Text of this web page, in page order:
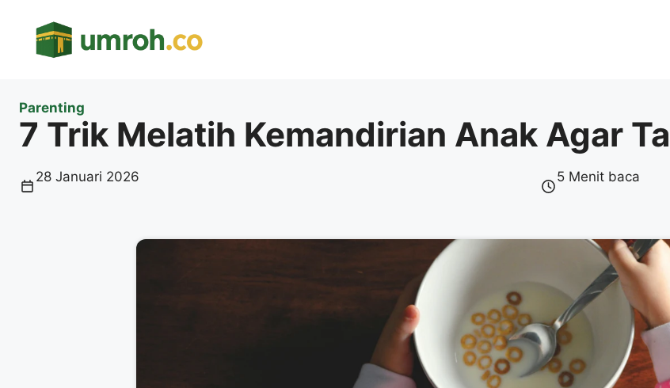
Parenting
7 Trik Melatih Kemandirian Anak Agar
28 Januari 2026 5 Menit baca